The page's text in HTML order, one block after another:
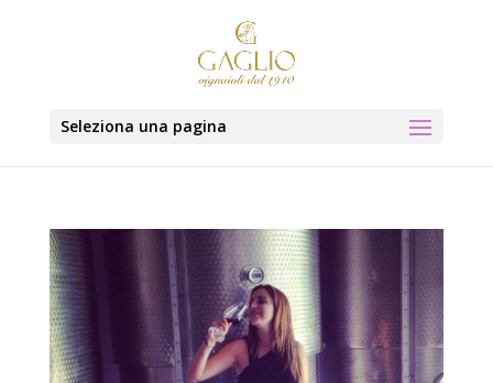
Seleziona una pagina